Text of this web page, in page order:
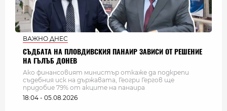
ВАЖНО ДНЕС
СЪДБАТА НА ПЛОВДИВСКИЯ ПАНАИР ЗАВИСИ ОТ РЕШЕНИЕ
НА ГЪЛЪБ ДОНЕВ
Ако финансовият министър откаже да подкрепи
съдебния иск на държавата, Геогри Гергов ще
придобие 79% от акците на панаира
18:04 - 05.08.2026